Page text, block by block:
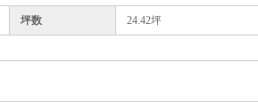
坪数 24.42坪